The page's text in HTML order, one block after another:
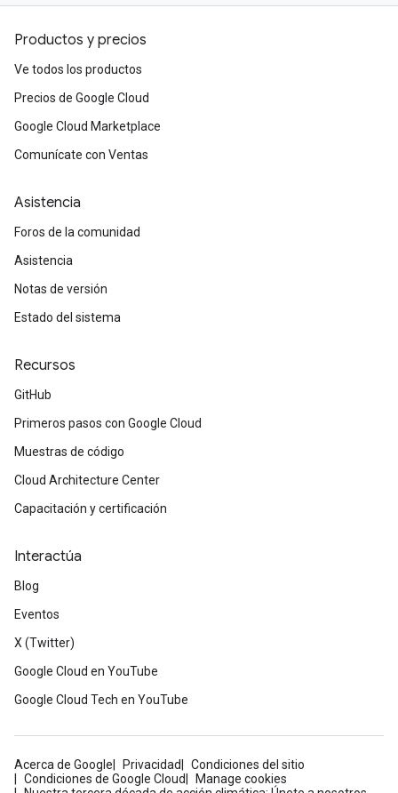
Productos y precios
Ve todos los productos
Precios de Google Cloud
Google Cloud Marketplace
Comunícate con Ventas
Asistencia
Foros de la comunidad
Asistencia
Notas de versión
Estado del sistema
Recursos
GitHub
Primeros pasos con Google Cloud
Muestras de código
Cloud Architecture Center
Capacitación y certificación
Interactúa
Blog
Eventos
X (Twitter)
Google Cloud en YouTube
Google Cloud Tech en YouTube
Acerca de Google Privacidad
Condiciones del sitio
Condiciones de Google Cloud
Manage cookies